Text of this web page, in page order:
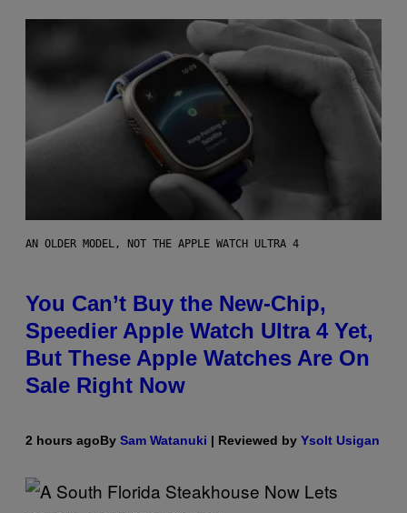
AN OLDER MODEL, NOT THE APPLE WATCH ULTRA 4
You Can’t Buy the New-Chip,
Speedier Apple Watch Ultra 4 Yet,
But These Apple Watches Are On
Sale Right Now
2 hours agoBy Sam Watanuki | Reviewed by Ysolt Usigan